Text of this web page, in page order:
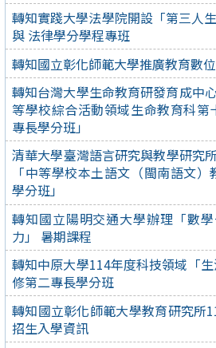
轉知實踐大學法學院開設「第三人
與 法律學分學程專班
轉知國立彰化師範大學推廣教育數
轉知台灣大學生命教育研發育成中
等學校綜合活動領域生命教育科
專長學分班」
清華大學臺灣語言研究與教學研究
「中等學校本土語文（閩南語文
學分班」
轉知國立陽明交通大學辦理「數
力」 暑期課程
轉知中原大學114年度科技領域「
修第二專長學分班
轉知國立彰化師範大學教育研究所
招生入學資訊